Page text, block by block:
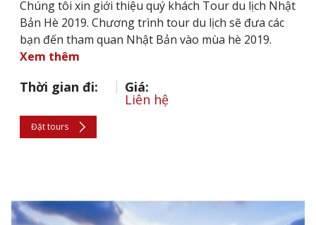
Chúng tôi xin giới thiệu quý khách Tour du lịch Nhật
Bản Hè 2019. Chương trình tour du lịch sẽ đưa các
bạn đến tham quan Nhật Bản vào mùa hè 2019.
Xem thêm
Thời gian đi: Giá:
Liên hệ
Đặt tours